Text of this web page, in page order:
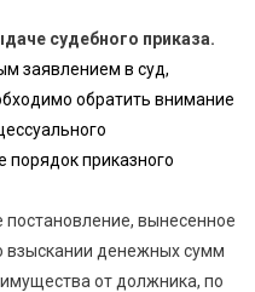
судебного приказа.
заявлением в суд,
обратить внимание
порядок приказного
постановление, вынесенное
взыскании денежных сумм
от должника, по